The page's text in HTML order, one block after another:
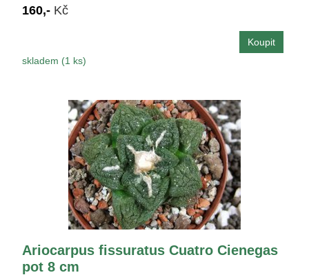
160,- Kč
skladem (1 ks)
Ariocarpus fissuratus Cuatro Cienegas
pot 8 cm